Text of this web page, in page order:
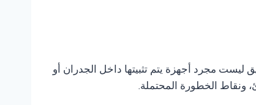
ليست مجرد أجهزة يتم تثبيتها داخل الجدران أو
ونقاط الخطورة المحتملة.